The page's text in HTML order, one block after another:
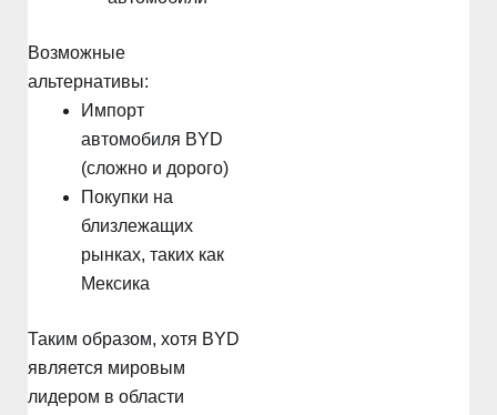
Возможные
альтернативы:
Импорт
автомобиля BYD
(сложно и дорого)
Покупки на
близлежащих
рынках, таких как
Мексика
Таким образом, хотя BYD
является мировым
лидером в области